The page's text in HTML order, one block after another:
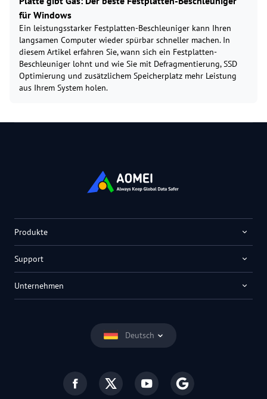
für Windows
Ein leistungsstarker Festplatten-Beschleuniger kann Ihren
langsamen Computer wieder spürbar schneller machen. In
diesem Artikel erfahren Sie, wann sich ein Festplatten-
Beschleuniger lohnt und wie Sie mit Defragmentierung, SSD
Optimierung und zusätzlichem Speicherplatz mehr Leistung
aus Ihrem System holen.
Deutsch
Produkte
Support
Unternehmen